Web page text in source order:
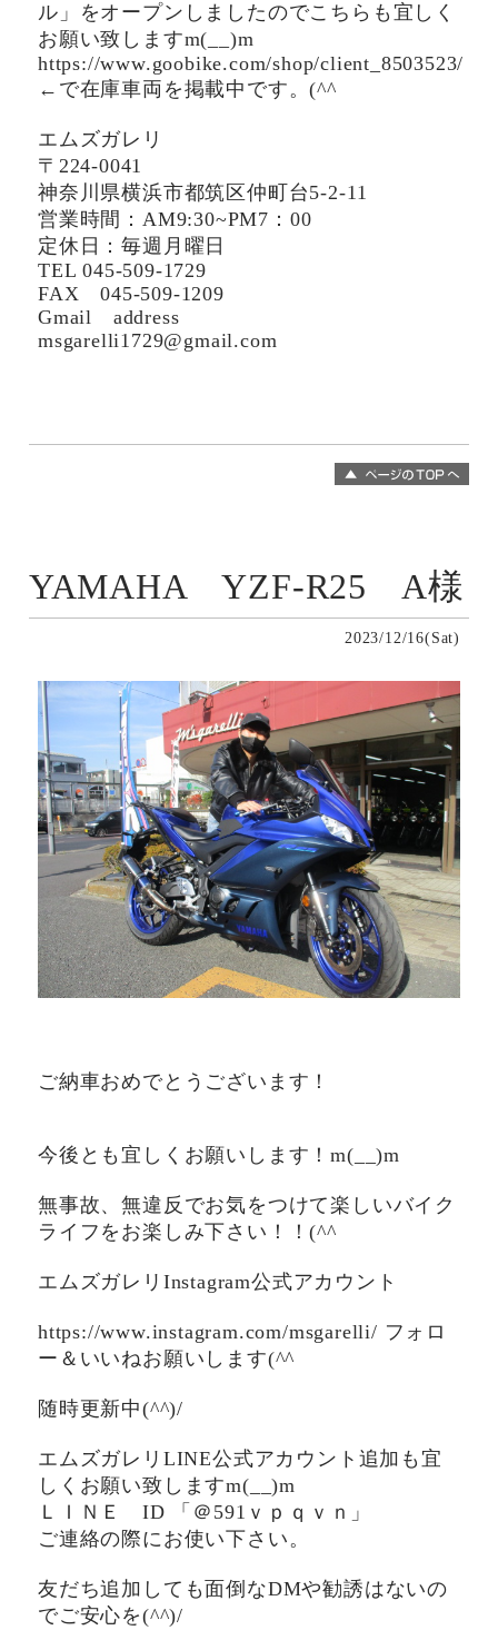
ル」をオープンしましたのでこちらも宜しく
お願い致しますm(__)m
https://www.goobike.com/shop/client_8503523/
←で在庫車両を掲載中です。(^^ゞ
エムズガレリ
〒224-0041
神奈川県横浜市都筑区仲町台5-2-11
営業時間：AM9:30~PM7：00
定休日：毎週月曜日
TEL 045-509-1729
FAX 045-509-1209
Gmail address
msgarelli1729@gmail.com
YAMAHA YZF-R25 A様
2023/12/16(Sat)
ご納車おめでとうございます！
今後とも宜しくお願いします！m(__)m
無事故、無違反でお気をつけて楽しいバイク
ライフをお楽しみ下さい！！(^^ゞ
エムズガレリInstagram公式アカウント
https://www.instagram.com/msgarelli/ フォロ
ー＆いいねお願いします(^^ゞ
随時更新中(^^)/
エムズガレリLINE公式アカウント追加も宜
しくお願い致しますm(__)m
ＬＩＮＥ ID 「＠591ｖｐｑｖｎ」
ご連絡の際にお使い下さい。
友だち追加しても面倒なDMや勧誘はないの
でご安心を(^^)/